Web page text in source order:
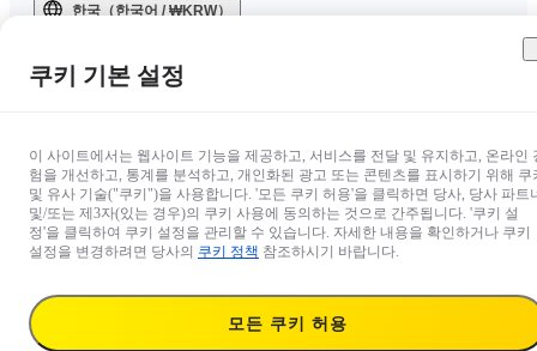
한국（한국어 / ₩KRW）
쿠키 기본 설정
이 사이트에서는 웹사이트 기능을 제공하고, 서비스를 전달 및 유지하고, 온라인
험을 개선하고, 통계를 분석하고, 개인화된 광고 또는 콘텐츠를 표시하기 위해 쿠
및 유사 기술("쿠키")을 사용합니다. '모든 쿠키 허용'을 클릭하면 당사, 당사 파트
및/또는 제3자(있는 경우)의 쿠키 사용에 동의하는 것으로 간주됩니다. '쿠키 설
정'을 클릭하여 쿠키 설정을 관리할 수 있습니다. 자세한 내용을 확인하거나 쿠키
설정을 변경하려면 당사의 쿠키 정책 참조하시기 바랍니다.
모든 쿠키 허용
제품에 대한 궁금한 점이 있으신가요?